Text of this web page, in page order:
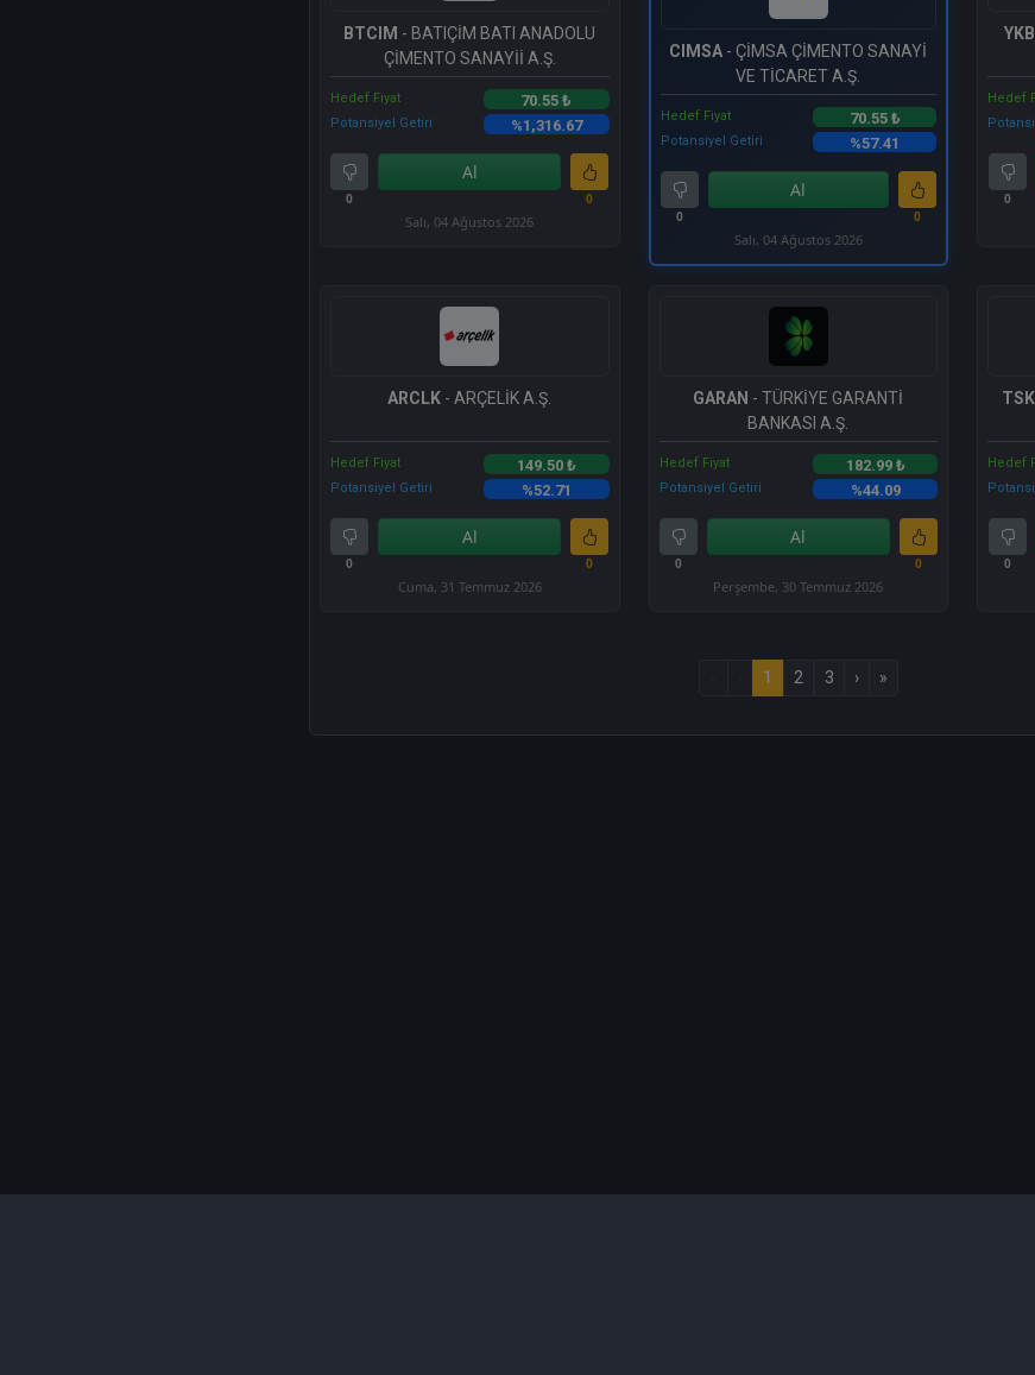
BTCIM - BATIÇİM BATI ANADOLU
ÇİMENTO SANAYİİ A.Ş.
Hedef Fiyat 70.55 ₺
Potansiyel Getiri %1,316.67
0
Al
0
Salı, 04 Ağustos 2026
CIMSA - ÇİMSA ÇİMENTO SANAYİ
VE TİCARET A.Ş.
Hedef Fiyat 70.55 ₺
Potansiyel Getiri %57.41
0
Al
0
Salı, 04 Ağustos 2026
Hedef
0
ARCLK - ARÇELİK A.Ş.
Hedef Fiyat 149.50 ₺
Potansiyel Getiri %52.71
0
Al
0
Cuma, 31 Temmuz 2026
GARAN - TÜRKİYE GARANTİ
BANKASI A.Ş.
Hedef Fiyat 182.99 ₺
Potansiyel Getiri %44.09
0
Al
0
Perşembe, 30 Temmuz 2026
Hedef
0
1 2 3 › »